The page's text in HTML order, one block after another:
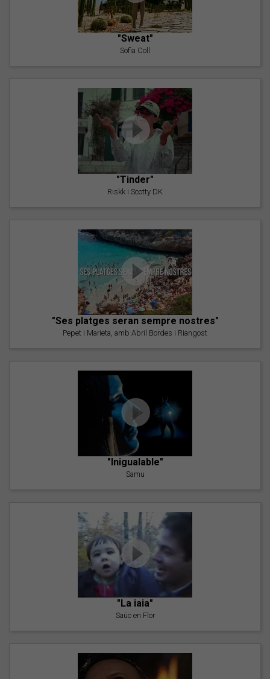
"Sweat"
Sofia Coll
"Tinder"
Riskk i Scotty DK
"Ses platges seran sempre nostres"
Pepet i Marieta, amb Abril Bordes i Riangost
"Inigualable"
Samu
"La iaia"
Saüc en Flor